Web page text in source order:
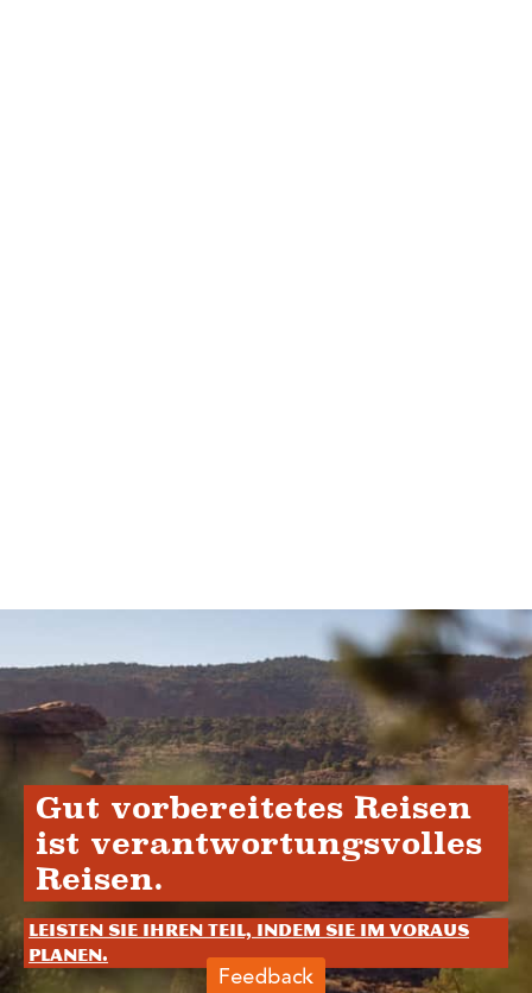
Gut vorbereitetes Reisen
ist verantwortungsvolles
Reisen.
Leisten Sie Ihren Teil, indem Sie im Voraus
planen.